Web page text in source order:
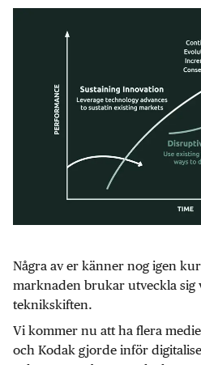
Några av er känner nog igen
marknaden brukar utveckla sig
teknikskiften.
Vi kommer nu att ha flera
och Kodak gjorde inför